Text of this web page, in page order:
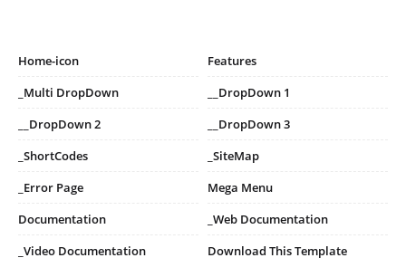
Home-icon
Features
_Multi DropDown
__DropDown 1
__DropDown 2
__DropDown 3
_ShortCodes
_SiteMap
_Error Page
Mega Menu
Documentation
_Web Documentation
_Video Documentation
Download This Template